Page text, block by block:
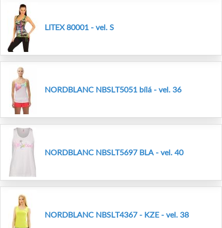
LITEX 80001 - vel. S
NORDBLANC NBSLT5051 bílá - vel. 36
NORDBLANC NBSLT5697 BLA - vel. 40
NORDBLANC NBSLT4367 - KZE - vel. 38